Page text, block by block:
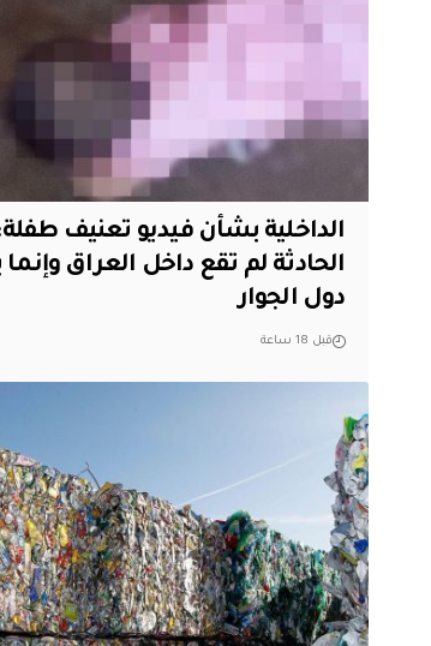
الداخلية بشأن فيديو تعنيف
الحادثة لم تقع داخل العراق
دول الجوار
قبل 18 ساعة